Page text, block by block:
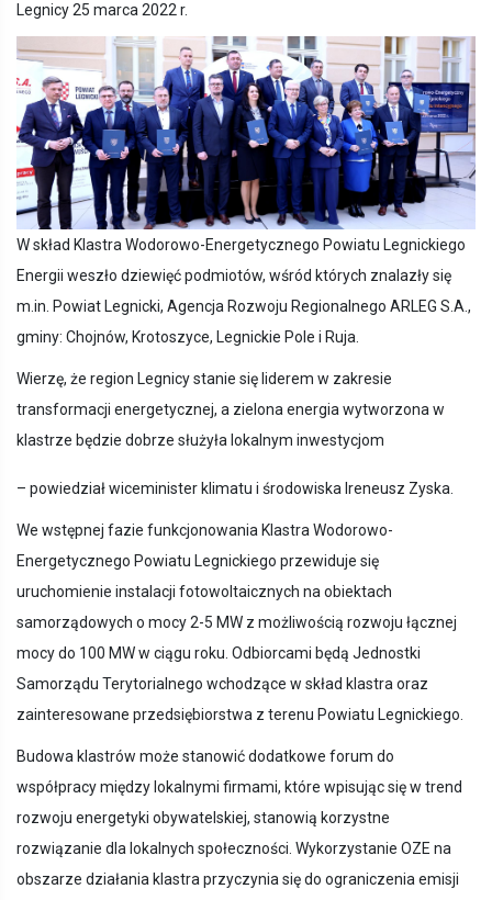
Legnicy 25 marca 2022 r.
W skład Klastra Wodorowo-Energetycznego Powiatu Legnickiego
Energii weszło dziewięć podmiotów, wśród których znalazły się
m.in. Powiat Legnicki, Agencja Rozwoju Regionalnego ARLEG S.A.,
gminy: Chojnów, Krotoszyce, Legnickie Pole i Ruja.
Wierzę, że region Legnicy stanie się liderem w zakresie
transformacji energetycznej, a zielona energia wytworzona w
klastrze będzie dobrze służyła lokalnym inwestycjom
– powiedział wiceminister klimatu i środowiska Ireneusz Zyska.
We wstępnej fazie funkcjonowania Klastra Wodorowo-
Energetycznego Powiatu Legnickiego przewiduje się
uruchomienie instalacji fotowoltaicznych na obiektach
samorządowych o mocy 2-5 MW z możliwością rozwoju łącznej
mocy do 100 MW w ciągu roku. Odbiorcami będą Jednostki
Samorządu Terytorialnego wchodzące w skład klastra oraz
zainteresowane przedsiębiorstwa z terenu Powiatu Legnickiego.
Budowa klastrów może stanowić dodatkowe forum do
współpracy między lokalnymi firmami, które wpisując się w trend
rozwoju energetyki obywatelskiej, stanowią korzystne
rozwiązanie dla lokalnych społeczności. Wykorzystanie OZE na
obszarze działania klastra przyczynia się do ograniczenia emisji